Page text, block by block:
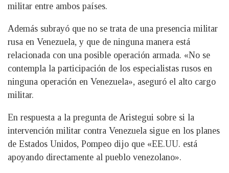
militar entre ambos países.
Además subrayó que no se trata de una presencia militar
rusa en Venezuela, y que de ninguna manera está
relacionada con una posible operación armada. «No se
contempla la participación de los especialistas rusos en
ninguna operación en Venezuela», aseguró el alto cargo
militar.
En respuesta a la pregunta de Aristegui sobre si la
intervención militar contra Venezuela sigue en los planes
de Estados Unidos, Pompeo dijo que «EE.UU. está
apoyando directamente al pueblo venezolano».